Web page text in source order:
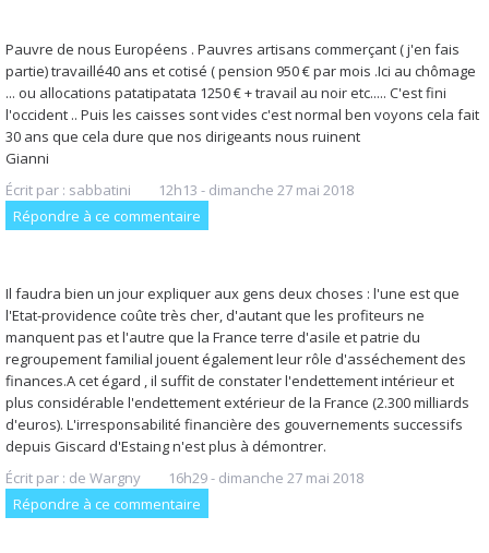
Pauvre de nous Européens . Pauvres artisans commerçant ( j'en fais
partie) travaillé40 ans et cotisé ( pension 950 € par mois .Ici au chômage
... ou allocations patatipatata 1250 € + travail au noir etc..... C'est fini
l'occident .. Puis les caisses sont vides c'est normal ben voyons cela fait
30 ans que cela dure que nos dirigeants nous ruinent
Gianni
Écrit par : sabbatini 12h13 - dimanche 27 mai 2018
Répondre à ce commentaire
Il faudra bien un jour expliquer aux gens deux choses : l'une est que
l'Etat-providence coûte très cher, d'autant que les profiteurs ne
manquent pas et l'autre que la France terre d'asile et patrie du
regroupement familial jouent également leur rôle d'asséchement des
finances.A cet égard , il suffit de constater l'endettement intérieur et
plus considérable l'endettement extérieur de la France (2.300 milliards
d'euros). L'irresponsabilité financière des gouvernements successifs
depuis Giscard d'Estaing n'est plus à démontrer.
Écrit par : de Wargny 16h29- dimanche 27 mai 2018
Répondre à ce commentaire